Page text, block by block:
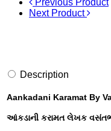
Previous Product
Next Product
Description
Aankadani Karamat By
આંકડાની કરામત લેખક